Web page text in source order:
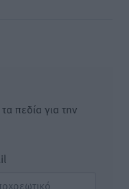
πεδία για την